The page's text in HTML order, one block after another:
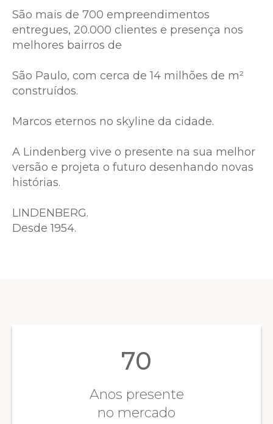
São mais de 700 empreendimentos
entregues, 20.000 clientes e presença nos
melhores bairros de
São Paulo, com cerca de 14 milhões de m²
construídos.
Marcos eternos no skyline da cidade.
A Lindenberg vive o presente na sua melhor
versão e projeta o futuro desenhando novas
histórias.
LINDENBERG.
Desde 1954.
70
Anos presente
no mercado